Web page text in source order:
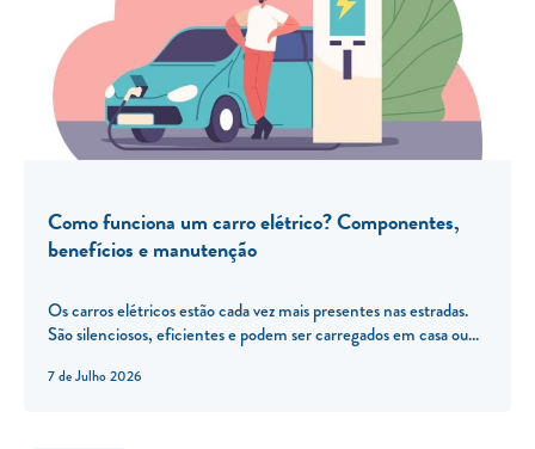
7 de Julho 2026
Como funciona um carro elétrico? Componentes,
benefícios e manutenção
Os carros elétricos estão cada vez mais presentes nas estradas.
São silenciosos, eficientes e podem ser carregados em casa ou...